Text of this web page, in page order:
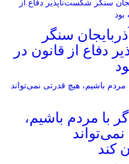
سنگر
دفاع از قانون در
با مردم باشیم،
کند